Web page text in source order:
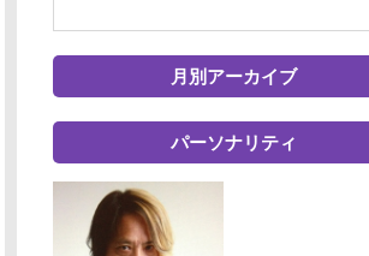
月別アーカイブ
パーソナリティ